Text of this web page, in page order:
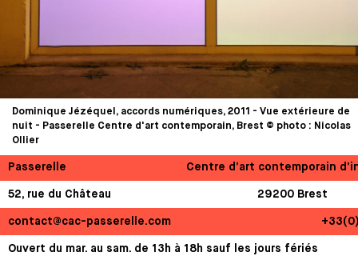
Dominique Jézéquel, accords numériques, 2011 - Vue extérieure de
nuit - Passerelle Centre d'art contemporain, Brest © photo : Nicolas
Ollier
Passerelle Centre d’art contemporain
52, rue du Château 29200 Brest
contact@cac-passerelle.com
Ouvert du mar. au sam. de 13h à 18h sauf les jours fériés